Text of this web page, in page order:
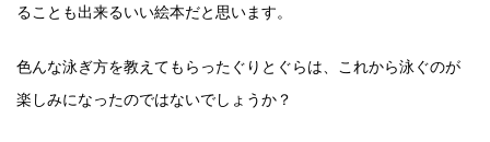
ることも出来るいい絵本だと思います。
色んな泳ぎ方を教えてもらったぐりとぐらは、これから泳ぐのが
楽しみになったのではないでしょうか？